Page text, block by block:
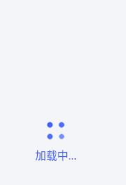
加载中...